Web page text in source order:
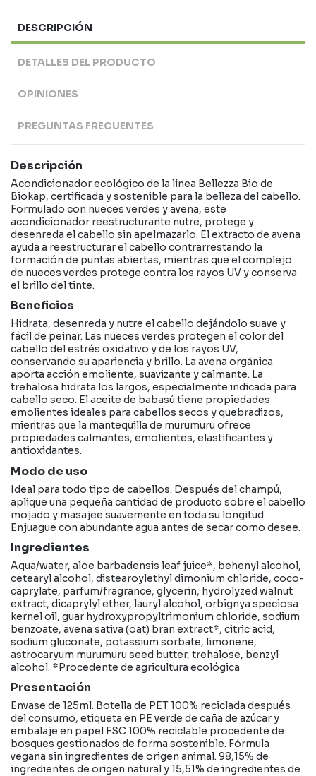
DESCRIPCIÓN
DETALLES DEL PRODUCTO
OPINIONES
PREGUNTAS FRECUENTES
Descripción
Acondicionador ecológico de la línea Bellezza Bio de
Biokap, certificada y sostenible para la belleza del cabello.
Formulado con nueces verdes y avena, este
acondicionador reestructurante nutre, protege y
desenreda el cabello sin apelmazarlo. El extracto de avena
ayuda a reestructurar el cabello contrarrestando la
formación de puntas abiertas, mientras que el complejo
de nueces verdes protege contra los rayos UV y conserva
el brillo del tinte.
Beneficios
Hidrata, desenreda y nutre el cabello dejándolo suave y
fácil de peinar. Las nueces verdes protegen el color del
cabello del estrés oxidativo y de los rayos UV,
conservando su apariencia y brillo. La avena orgánica
aporta acción emoliente, suavizante y calmante. La
trehalosa hidrata los largos, especialmente indicada para
cabello seco. El aceite de babasú tiene propiedades
emolientes ideales para cabellos secos y quebradizos,
mientras que la mantequilla de murumuru ofrece
propiedades calmantes, emolientes, elastificantes y
antioxidantes.
Modo de uso
Ideal para todo tipo de cabellos. Después del champú,
aplique una pequeña cantidad de producto sobre el cabello
mojado y masajee suavemente en toda su longitud.
Enjuague con abundante agua antes de secar como desee.
Ingredientes
Aqua/water, aloe barbadensis leaf juice*, behenyl alcohol,
cetearyl alcohol, distearoylethyl dimonium chloride, coco-
caprylate, parfum/fragrance, glycerin, hydrolyzed walnut
extract, dicaprylyl ether, lauryl alcohol, orbignya speciosa
kernel oil, guar hydroxypropyltrimonium chloride, sodium
benzoate, avena sativa (oat) bran extract*, citric acid,
sodium gluconate, potassium sorbate, limonene,
astrocaryum murumuru seed butter, trehalose, benzyl
alcohol. *Procedente de agricultura ecológica
Presentación
Envase de 125ml. Botella de PET 100% reciclada después
del consumo, etiqueta en PE verde de caña de azúcar y
embalaje en papel FSC 100% reciclable procedente de
bosques gestionados de forma sostenible. Fórmula
vegana sin ingredientes de origen animal. 98,15% de
ingredientes de origen natural y 15,51% de ingredientes de